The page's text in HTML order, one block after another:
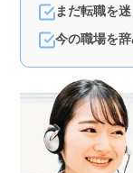
ができます。
GW休暇や有給
おり、安心し
まだ転職を
今の職場を